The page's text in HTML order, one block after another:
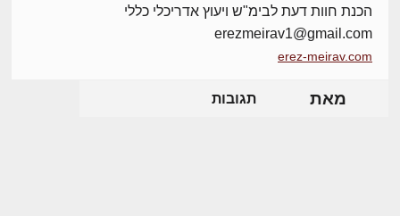
הכנת חוות דעת לבימ"ש ויעוץ אדריכלי כללי
erezmeirav1@gmail.com
erez-meirav.com
מאת תגובות